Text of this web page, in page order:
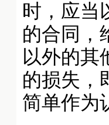
时，应当
的合同，
以外的其
的损失，
简单作为